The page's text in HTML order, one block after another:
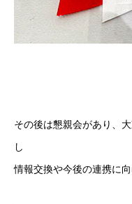
その後は懇親会があり、
し
情報交換や今後の連携に